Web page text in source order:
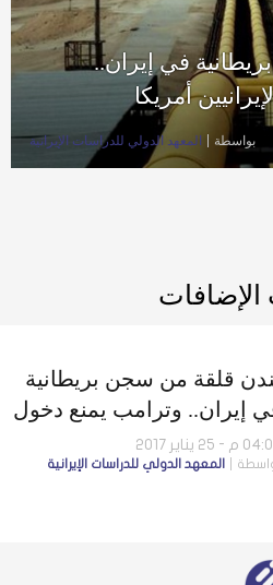
في إيران..
أمريكا
بواسطة المعهد الدولي للدراسات الإيرانية
الإضافات
قلقة من سجن بريطانية
إيران.. وترامب يمنع دخول
أمريكا
- 25 يناير 2017
المعهد الدولي للدراسات الإيرانية